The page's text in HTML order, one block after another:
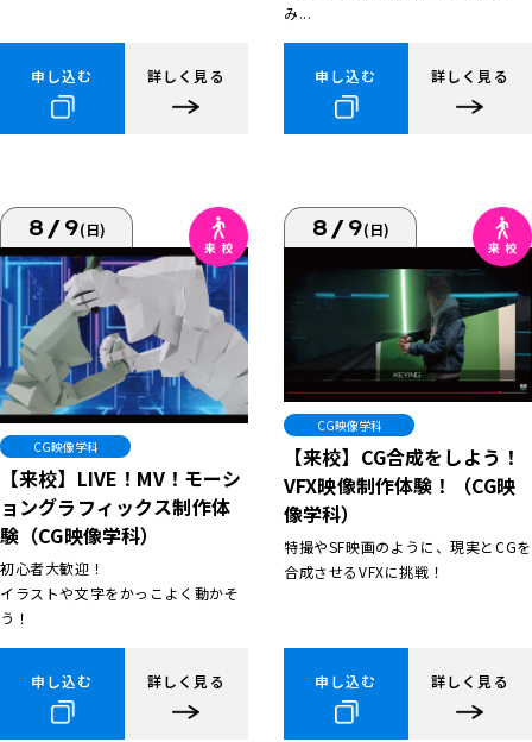
申し込む 詳しく見る
み...
申し込む 詳しく見る
8/9(日)
CG映像学科
【来校】LIVE！MV！モーシ
ョングラフィックス制作体
験（CG映像学科）
初心者大歓迎！
イラストや文字をかっこよく動かそ
う！
申し込む 詳しく見る
8/9(日)
CG映像学科
【来校】CG合成をしよう！
VFX映像制作体験！（CG映
像学科）
特撮やSF映画のように、現実とCGを
合成させるVFXに挑戦！
申し込む 詳しく見る